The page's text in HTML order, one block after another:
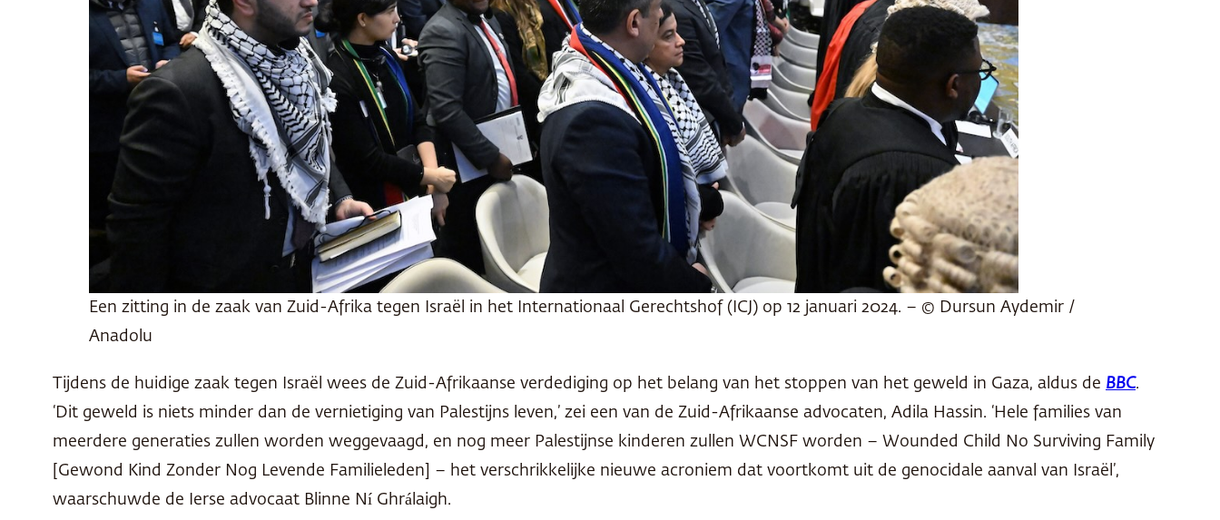
Een zitting in de zaak van Zuid-Afrika tegen Israël in het Internationaal Gerechtshof (ICJ) op 12 januari 2024. – © Dursun Aydemir /
Anadolu
Tijdens de huidige zaak tegen Israël wees de Zuid-Afrikaanse verdediging op het belang van het stoppen van het geweld in Gaza, aldus de BBC.
‘Dit geweld is niets minder dan de vernietiging van Palestijns leven,’ zei een van de Zuid-Afrikaanse advocaten, Adila Hassin. ‘Hele families van
meerdere generaties zullen worden weggevaagd, en nog meer Palestijnse kinderen zullen WCNSF worden – Wounded Child No Surviving Family
[Gewond Kind Zonder Nog Levende Familieleden] – het verschrikkelijke nieuwe acroniem dat voortkomt uit de genocidale aanval van Israël’,
waarschuwde de Ierse advocaat Blinne Ní Ghrálaigh.